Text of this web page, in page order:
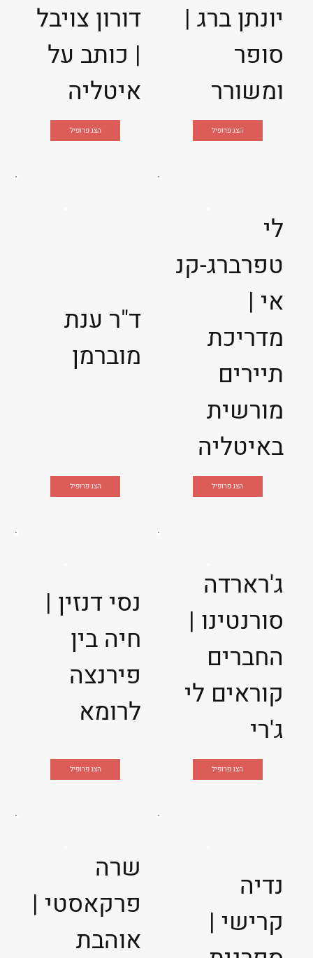
דורון צויבל
| כותב על
איטליה
הצג פרופיל
יונתן ברג |
סופר
ומשורר
הצג פרופיל
ד"ר ענת
מוברמן
הצג פרופיל
לי
טפרברג-קנ
אי |
מדריכת
תיירים
מורשית
באיטליה
הצג פרופיל
נסי דנזין |
חיה בין
פירנצה
לרומא
הצג פרופיל
ג'רארדה
סורנטינו |
החברים
קוראים לי
ג'רי
הצג פרופיל
שרה
פרקאסטי |
אוהבת
נדיה
קרישי |